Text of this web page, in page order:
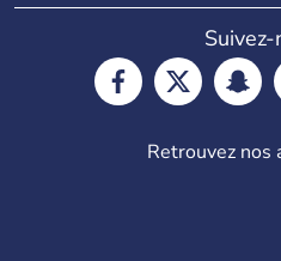
Suivez-
Retrouvez nos